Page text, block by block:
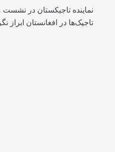
نماینده تاجیکستان در
تاجیک‌ها در افغانستان ابراز